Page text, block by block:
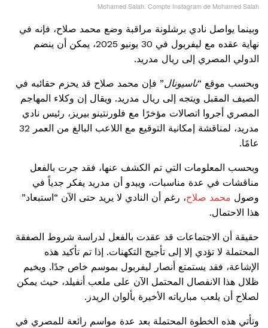
Mohamed Salah. Compte Instagram de Mohamed Salah
وبينما يواصل نادي برشلونة مراقبة وضع محمد صلاح، فإنه في
نهاية عقده مع ليفربول في 30 يونيو 2025، يمكن أن ينضم
الدولي المصري إلى ريال مدريد.
وبحسب موقع “ناسيونال” فإن محمد صلاح قد يحزم حقائبه في
الصيف المقبل ويتجه إلى ريال مدريد. ويقال إن وكلاء المهاجم
المصري أجروا اتصالات مؤخرًا مع فلورنتينو بيريز، رئيس نادي
مدريد، لمناقشة إمكانية التوقيع مع اللاعب البالغ من العمر 32
عامًا.
وبحسب المعلومات التي تم الكشف عنها، فقد جرت بالفعل
مناقشات في عدة مناسبات، ويبدو أن مدريد يفكر جدياً في
وصول محمد صلاح، رغم أن النادي لا يريد حتى الآن “استبعاد”
هذا الاحتمال.
حقيقة أن الاجتماعات قد عقدت بالفعل لدراسة شروط الصفقة
المحتملة لا تؤدي إلا إلى تأجيج التكهنات. إذا تم تأكيد هذه
الإشاعة، فقد يستمتع أنصار ليفربول بموسم خاص جدًا. ويخيم
ظلال هذا الانفصال المحتمل الآن على ملعب أنفيلد، حيث يمكن
لصلاح أن يلعب مبارياته الأخيرة بألوان الريدز.
وتأتي هذه الخطوة المحتملة بعد عدة مواسم رائعة للمصري في